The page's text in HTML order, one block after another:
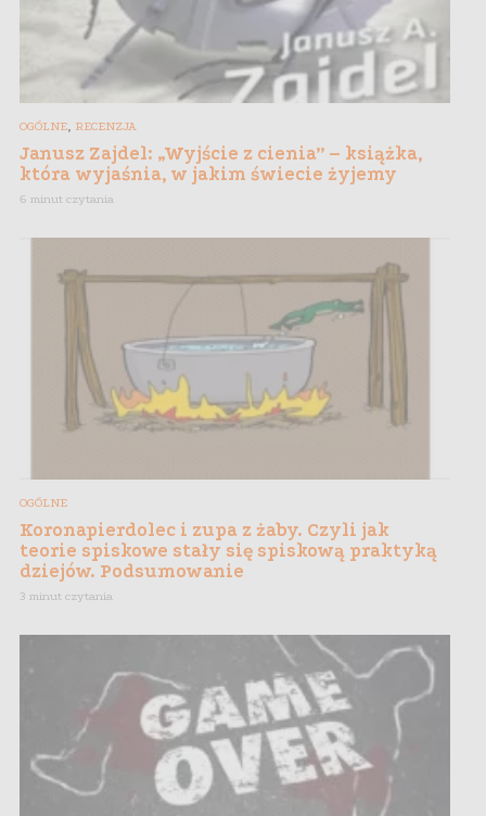
OGÓLNE, RECENZJA
Janusz Zajdel: „Wyjście z cienia” – książka,
która wyjaśnia, w jakim świecie żyjemy
6 minut czytania
OGÓLNE
Koronapierdolec i zupa z żaby. Czyli jak
teorie spiskowe stały się spiskową praktyką
dziejów. Podsumowanie
3 minut czytania